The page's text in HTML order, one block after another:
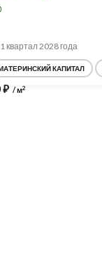
квартал 2028 года
КАПИТАЛ
⃏ / м2